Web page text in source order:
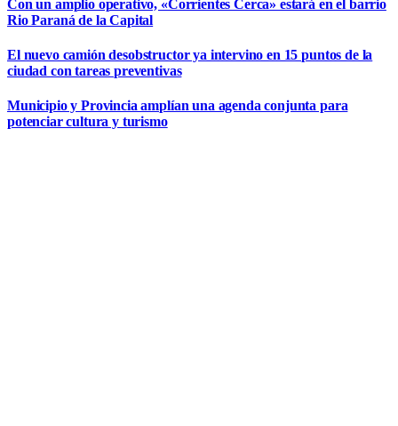
Con un amplio operativo, «Corrientes Cerca» estará en el barrio
Rio Paraná de la Capital
El nuevo camión desobstructor ya intervino en 15 puntos de la
ciudad con tareas preventivas
Municipio y Provincia amplían una agenda conjunta para
potenciar cultura y turismo